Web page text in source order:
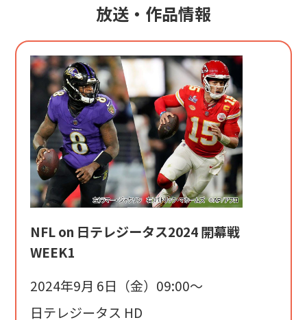
放送・作品情報
NFL on 日テレジータス2024 開幕戦
WEEK1
2024年9月 6日（金）09:00〜
日テレジータス HD